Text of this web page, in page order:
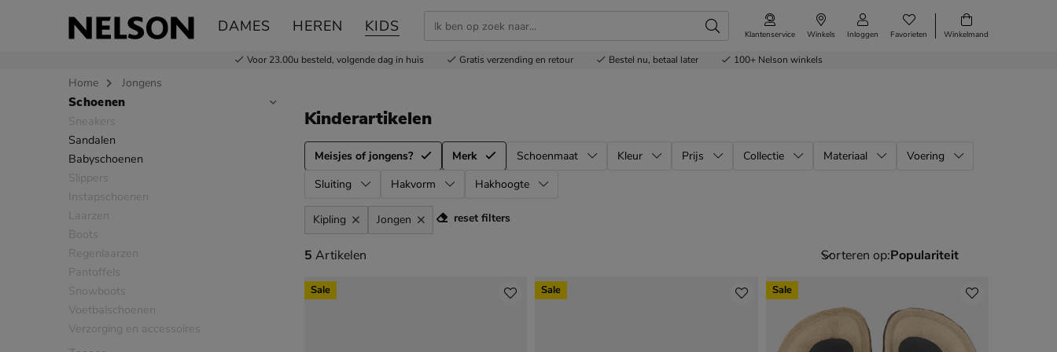
DAMES HEREN KIDS Klantenservice Winkels Inloggen Favorieten Winkelmand
Voor 23.00u besteld, volgende dag in huis Gratis verzending en retour Bestel nu, betaal later 100+ Nelson winkels
Home Jongens
Sla categorieën over
Schoenen
Sneakers
Sandalen
Babyschoenen
Slippers
Instapschoenen
Laarzen
Boots
Regenlaarzen
Pantoffels
Snowboots
Voetbalschoenen
Verzorging en accessoires
Kinderartikelen
Meisjes of jongens? Merk Schoenmaat Kleur Prijs Collectie Materiaal
Voering
Sluiting
Hakvorm Hakhoogte
Kipling Jongen reset filters
5 artikelen
5 Artikelen Sorteren op:
Sale Sale Sale